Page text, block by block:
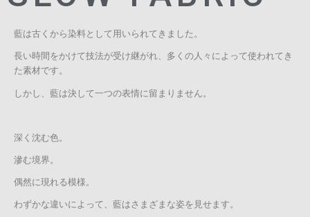
藍は古くから染料として用いられてきました。
長い時間をかけて技法が受け継がれ、多くの人々によって使われてき
た素材です。
しかし、藍は決して一つの表情に留まりません。
深く沈む色。
滲む境界。
偶然に現れる模様。
わずかな違いによって、藍はさまざまな姿を見せます。